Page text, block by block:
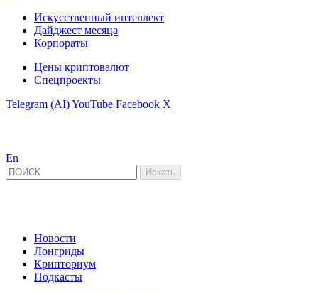
Искусственный интеллект
Дайджест месяца
Корпораты
Цены криптовалют
Спецпроекты
Telegram (AI)YouTube Facebook X
En
Новости
Лонгриды
Крипториум
Подкасты